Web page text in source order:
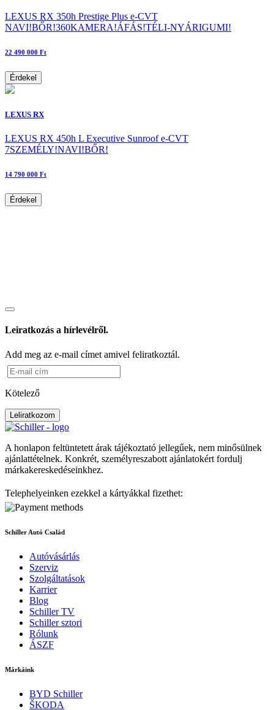
LEXUS RX 350h Prestige Plus e-CVT
NAVI!BŐR!360KAMERA!ÁFÁS!TÉLI-NYÁRIGUMI!
22 490 000 Ft
Érdekel
LEXUS RX
LEXUS RX 450h L Executive Sunroof e-CVT
7SZEMÉLY!NAVI!BŐR!
14 790 000 Ft
Érdekel
Leiratkozás a hírlevélről.
Add meg az e-mail címet amivel feliratkoztál.
Kötelező
Leliratkozom
A honlapon feltüntetett árak tájékoztató jellegűek, nem minősülnek
ajánlattételnek. Konkrét, személyreszabott ajánlatokért fordulj
márkakereskedéseinkhez.
Telephelyeinken ezekkel a kártyákkal fizethet:
Schiller Autó Család
Autóvásárlás
Szerviz
Szolgáltatások
Karrier
Blog
Schiller TV
Schiller sztori
Rólunk
ÁSZF
Márkáink
BYD Schiller
ŠKODA